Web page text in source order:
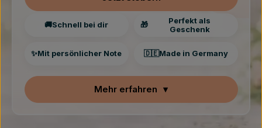
🚚Schnell bei dir 🎁
Perfekt als
Geschenk
✨Mit persönlicher Note 🇩🇪Made in Germany
Mehr erfahren ▾